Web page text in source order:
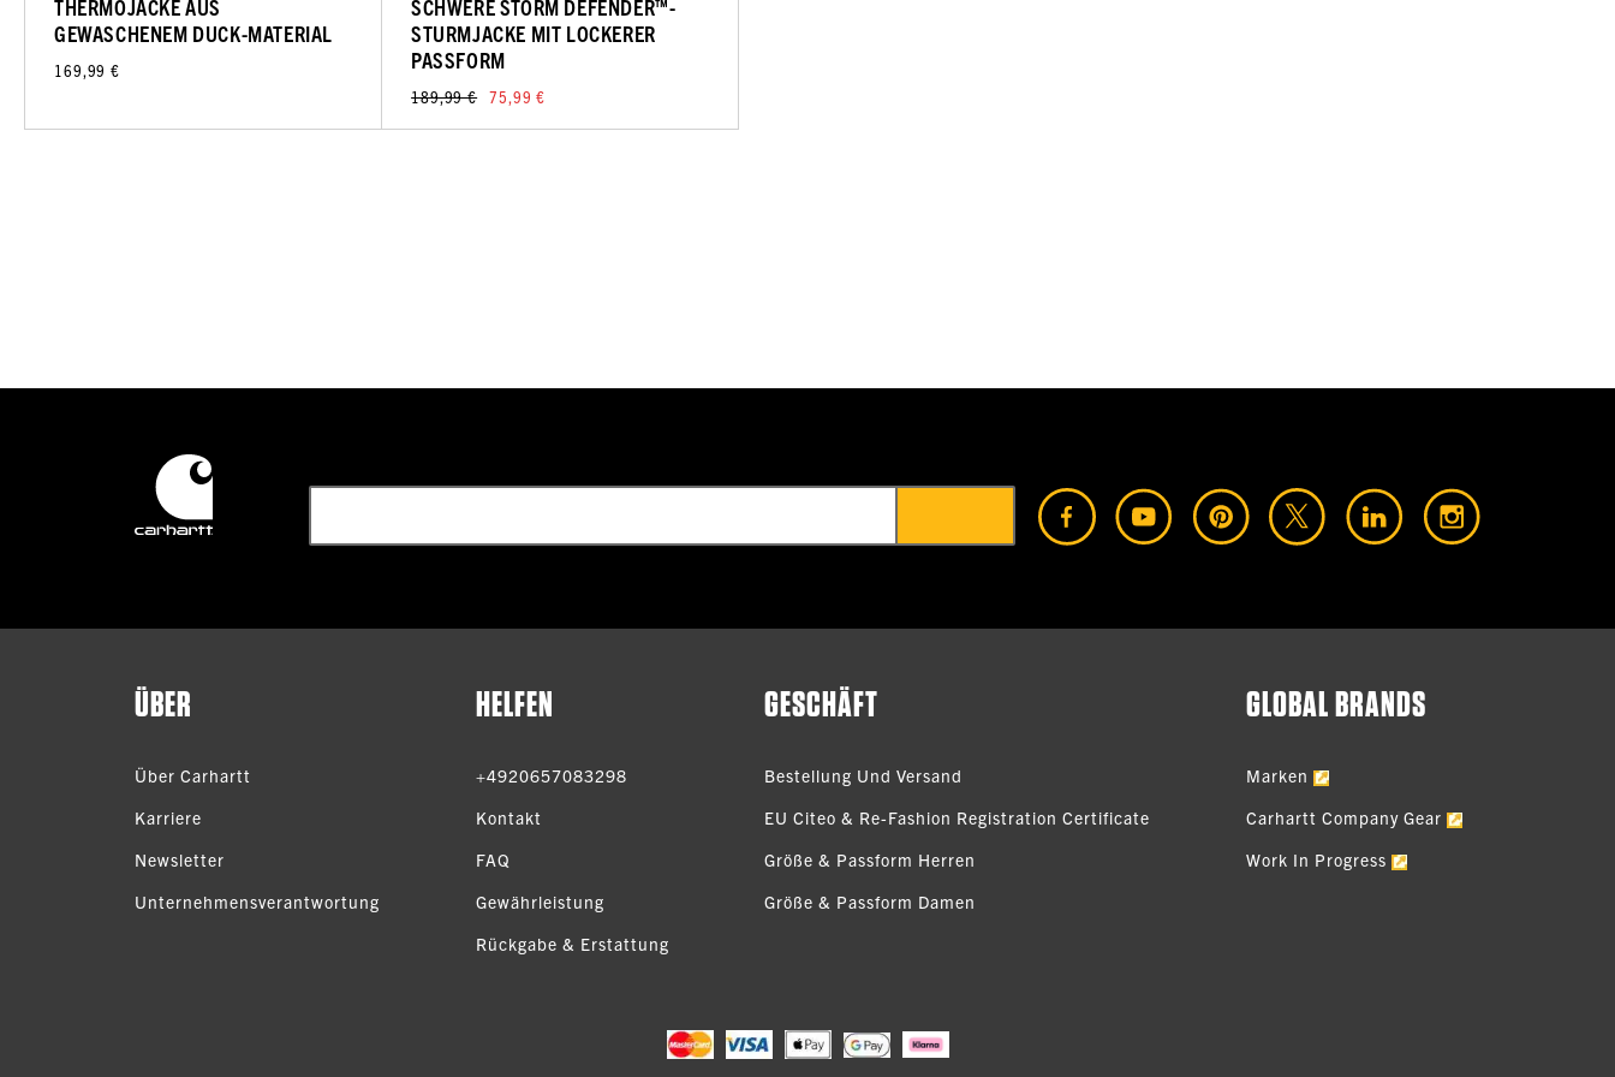
THERMOJACKE AUS
GEWASCHENEM DUCK-MATERIAL
169,99 €
SCHWERE STORM DEFENDER™-
STURMJACKE MIT LOCKERER
PASSFORM
189,99 € 75,99 €
ÜBER
Über Carhartt
Karriere
Newsletter
Unternehmensverantwortung
HELFEN
+4920657083298
Kontakt
FAQ
Gewährleistung
Rückgabe & Erstattung
GESCHÄFT
Bestellung Und Versand
EU Citeo & Re-Fashion Registration Certificate
Größe & Passform Herren
Größe & Passform Damen
GLOBAL BRANDS
Marken
Carhartt Company Gear
Work In Progress